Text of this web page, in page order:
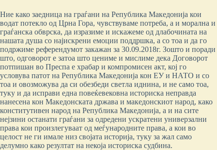
Ние како заедница на граѓани на Република Македонија кои
водат потекло од Црна Гора, чувствуваме потреба, а и морална и
граѓанска обврска, да изразиме и искажеме од длабочината на
нашата душа со најискрени емоции поддршка, а со тоа и да го
подржиме референдумот закажан за 30.09.2018г. Зошто и поради
што, одговорот е затоа што цениме и мислиме дека Договорот
потпишан во Преспа е храбар и компромисен акт, кој го
условува патот на Република Македонија кон ЕУ и НАТО и со
тоа и овозможува да си обезбеди светла иднина, и не само тоа,
туку и да исправи една повеќевековна историска неправда
нанесена кон Македонската држава и македонскиот народ, како
конститутивен народ на Република Македонија, а и на сите
нејзини останати граѓани за одредени ускратени универзални
права кои произлегуваат од меѓународните права, а кои во
целост не ги имале низ својата историја, туку за жал само
делумно како резултат на некоја историска судбина.